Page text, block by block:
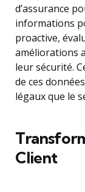
d’assurance
informations
proactive,
améliorations
leur sécurité.
de ces
légaux que le
Client